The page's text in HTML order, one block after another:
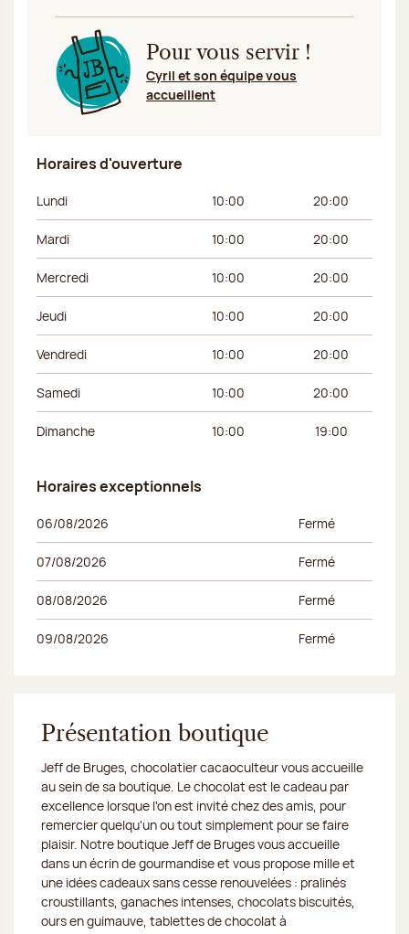
Pour vous servir !
Cyril et son équipe vous
accueillent
Horaires d'ouverture
Jour de la semaine Horaires du matin Horaires de
Lundi 10:00 20:00
Mardi 10:00 20:00
Mercredi 10:00 20:00
Jeudi 10:00 20:00
Vendredi 10:00 20:00
Samedi 10:00 20:00
Dimanche 10:00 19:00
Horaires exceptionnels
Jour de la semaine Horaires de
06/08/2026 Fermé
07/08/2026 Fermé
08/08/2026 Fermé
09/08/2026 Fermé
Présentation boutique
Jeff de Bruges, chocolatier cacaoculteur vous accueille
au sein de sa boutique. Le chocolat est le cadeau par
excellence lorsque l'on est invité chez des amis, pour
remercier quelqu'un ou tout simplement pour se faire
plaisir. Notre boutique Jeff de Bruges vous accueille
dans un écrin de gourmandise et vous propose mille et
une idées cadeaux sans cesse renouvelées : pralinés
croustillants, ganaches intenses, chocolats biscuités,
ours en guimauve, tablettes de chocolat à